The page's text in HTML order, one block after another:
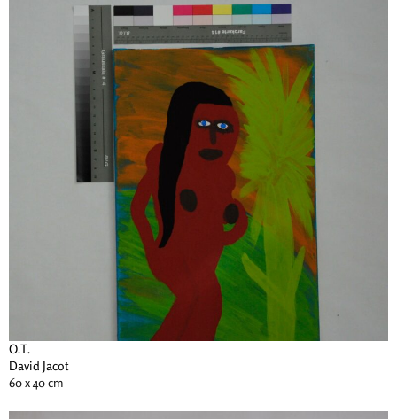
O.T.
David Jacot
60 x 40 cm